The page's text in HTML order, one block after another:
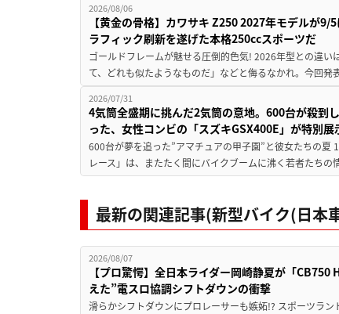
2026/08/06
【黄金の骨格】カワサキ Z250 2027年モデルが
ラフィック刷新を遂げた本格250ccスポーツだ
ゴールドフレームが魅せる圧倒的色気! 2026年型との違
て、どれも似たようなものだ」などと侮るなかれ。今回
2026/07/31
4気筒全盛期に挑んだ2気筒の意地。600台が殺到
った、女性コンビの「スズキGSX400E」が特別展
600台が夢を追った”アマチュアの甲子園”と彼女たちの
レース」は、またたく間にバイクブームに沸く若者たち
最新の関連記事(新型バイク(日本
2026/08/07
【プロ驚愕】全日本ライダー岡崎静夏が「
えた”電スロ協調シフトダウンの衝撃
滑らかシフトダウンにプロレーサーも嫉妬!? スポーツラ